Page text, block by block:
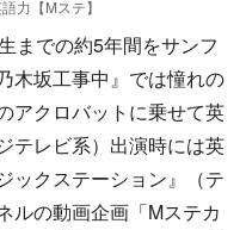
力【Mステ】
までの約5年間をサンフ
木坂工事中』では憧れの
アクロバットに乗せて英
テレビ系）出演時には英
ックステーション』（テ
ルの動画企画「Mステカ